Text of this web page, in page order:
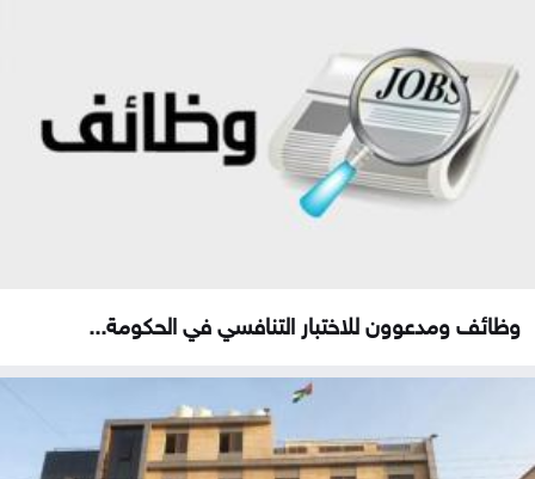
وظائف ومدعوون للاختبار التنافسي في الحكومة...